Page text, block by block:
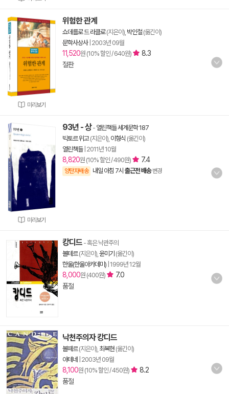
미리보기
위험한 관계
쇼데를로 드 라클로(지은이), 박인철 (옮긴이)
문학사상사| 2003년 09월
11,520원 (10% 할인 / 640원)
8.3
절판
미리보기
93년 - 상- 열린책들 세계문학 187
빅토르 위고(지은이), 이형식 (옮긴이)
열린책들| 2011년 10월
8,820원 (10% 할인 / 490원) 7.4
양탄자배송 내일 아침 7시 출근전 배송 변경
캉디드 - 혹은 낙관주의
볼테르(지은이), 윤미기 (옮긴이)
한울(한울아카데미) 1999년 12월
8,000원 (400원)
7.0
품절
낙천주의자 캉디드
볼떼르(지은이), 최복현 (옮긴이)
아테네
2003년 09월
8,100원 (10% 할인 / 450원)
8.2
품절